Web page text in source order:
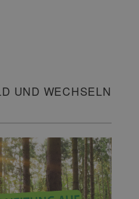
UND WECHSELN